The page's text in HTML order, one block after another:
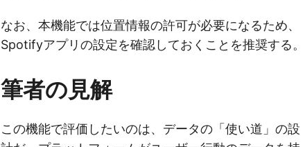
なお、本機能では位置情報の許可が必要になるため、
Spotifyアプリの設定を確認しておくことを推奨する。
筆者の見解
この機能で評価したいのは、データの「使い道」の設